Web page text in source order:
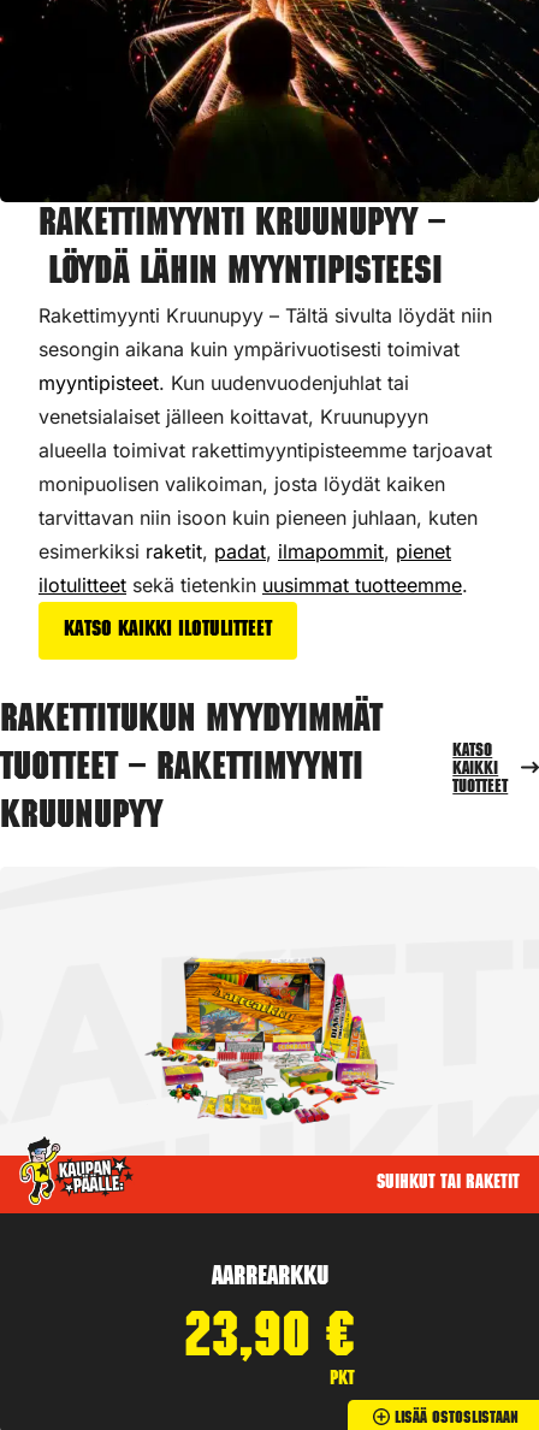
Rakettimyynti Kruunupyy –
Löydä lähin myyntipisteesi
Rakettimyynti Kruunupyy – Tältä sivulta löydät niin
sesongin aikana kuin ympärivuotisesti toimivat
myyntipisteet. Kun uudenvuodenjuhlat tai
venetsialaiset jälleen koittavat, Kruunupyyn
alueella toimivat rakettimyyntipisteemme tarjoavat
monipuolisen valikoiman, josta löydät kaiken
tarvittavan niin isoon kuin pieneen juhlaan, kuten
esimerkiksi raketit, padat, ilmapommit, pienet
ilotulitteet sekä tietenkin uusimmat tuotteemme.
Katso kaikki ilotulitteet
Rakettitukun myydyimmät
tuotteet – Rakettimyynti
Kruunupyy
Katso
kaikki
tuotteet
Suihkut tai raketit
Aarrearkku
23,90 €
pkt
Lisää Ostoslistaan